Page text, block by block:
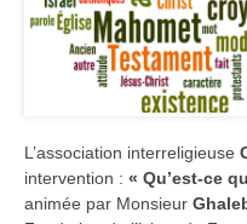
L’association interreligieuse
intervention : « Qu’est-ce
animée par Monsieur